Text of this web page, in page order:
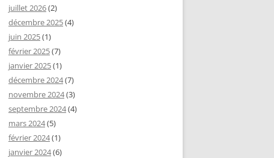
juillet 2026(2)
décembre 2025(4)
juin 2025(1)
février 2025(7)
janvier 2025(1)
décembre 2024(7)
novembre 2024(3)
septembre 2024(4)
mars 2024(5)
février 2024(1)
janvier 2024(6)